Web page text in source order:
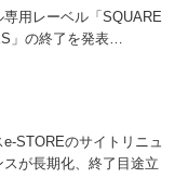
用レーベル「SQUARE
」の終了を発表…
STOREのサイトリニュ
が長期化、終了目途立